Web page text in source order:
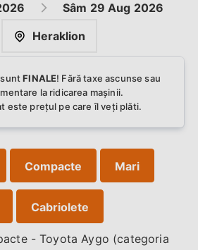
Sâm 29 Aug 2026
Heraklion
suntFINALE! Fără taxe ascunse sau
la ridicarea mașinii.
este prețul pe care îl veți plăti.
Compacte Mari
Cabriolete
- Toyota Aygo (categoria